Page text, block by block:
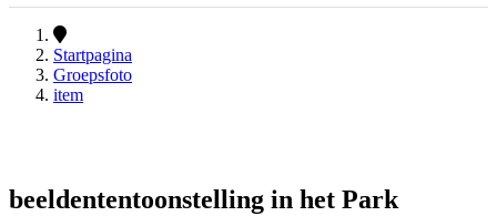
Startpagina
Groepsfoto
item
beeldententoonstelling in het Park